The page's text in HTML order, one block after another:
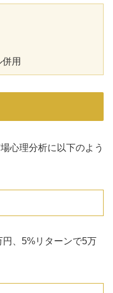
心理分析に以下のよう
、5%リターンで5万